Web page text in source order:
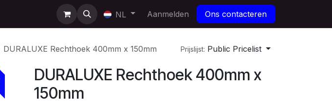
NL Aanmelden Ons contacteren
DURALUXE Rechthoek 400mm x 150mm Prijslijst: Public Pricelist
DURALUXE Rechthoek 400mm x
150mm